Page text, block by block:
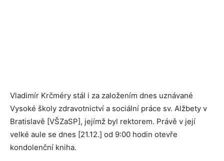
Vladimír Krčméry stál i za založením dnes uznávané
Vysoké školy zdravotnictví a sociální práce sv. Alžbety v
Bratislavě [VŠZaSP], jejímž byl rektorem. Právě v její
velké aule se dnes [21.12.] od 9:00 hodin otevře
kondolenční kniha.